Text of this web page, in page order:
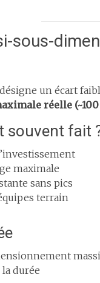
sous-
un écart
réelle
souvent fait
maximale
sans pics
terrain
durée